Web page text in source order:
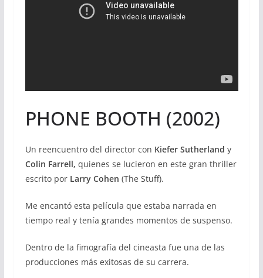
PHONE BOOTH (2002)
Un reencuentro del director con Kiefer Sutherland y
Colin Farrell, quienes se lucieron en este gran thriller
escrito por Larry Cohen (The Stuff).
Me encantó esta película que estaba narrada en
tiempo real y tenía grandes momentos de suspenso.
Dentro de la fimografía del cineasta fue una de las
producciones más exitosas de su carrera.